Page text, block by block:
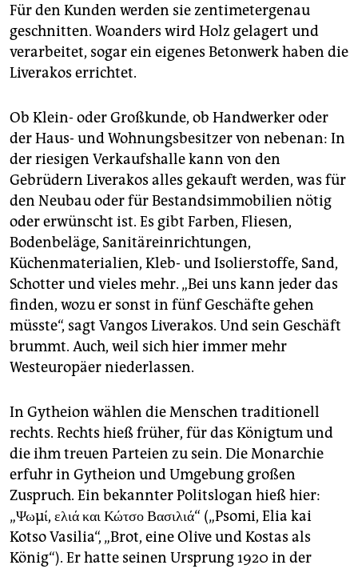
Für den Kunden werden sie zentimetergenau
geschnitten. Woanders wird Holz gelagert und
verarbeitet, sogar ein eigenes Betonwerk haben die
Liverakos errichtet.
Ob Klein- oder Großkunde, ob Handwerker oder
der Haus- und Wohnungsbesitzer von nebenan: In
der riesigen Verkaufshalle kann von den
Gebrüdern Liverakos alles gekauft werden, was für
den Neubau oder für Bestandsimmobilien nötig
oder erwünscht ist. Es gibt Farben, Fliesen,
Bodenbeläge, Sanitäreinrichtungen,
Küchenmaterialien, Kleb- und Isolierstoffe, Sand,
Schotter und vieles mehr. „Bei uns kann jeder das
finden, wozu er sonst in fünf Geschäfte gehen
müsste“, sagt Vangos Liverakos. Und sein Geschäft
brummt. Auch, weil sich hier immer mehr
Westeuropäer niederlassen.
In Gytheion wählen die Menschen traditionell
rechts. Rechts hieß früher, für das Königtum und
die ihm treuen Parteien zu sein. Die Monarchie
erfuhr in Gytheion und Umgebung großen
Zuspruch. Ein bekannter Politslogan hieß hier:
„Ψωμί, ελιά και Κώτσο Βασιλιά“ („Psomi, Elia kai
Kotso Vasilia“, „Brot, eine Olive und Kostas als
König“). Er hatte seinen Ursprung 1920 in der